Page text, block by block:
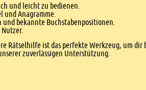
und leicht zu bedienen.
und Anagramme.
und bekannte Buchstabenpositionen.
Rätselhilfe ist das perfekte Werkzeug, um
zuverlässigen Unterstützung.